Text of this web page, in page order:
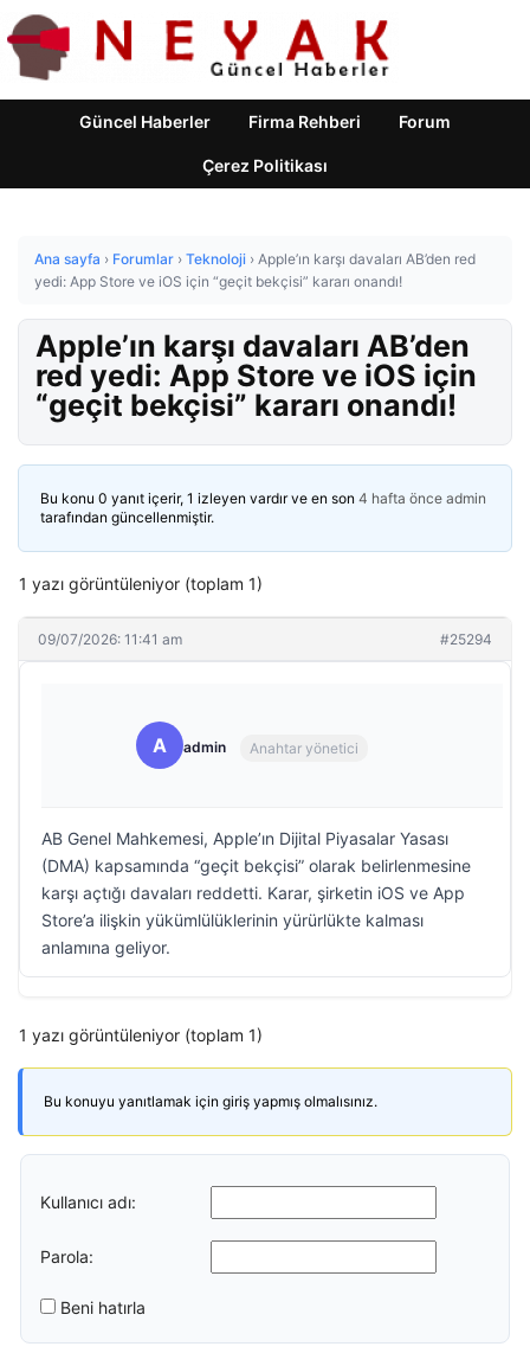
Güncel Haberler Firma Rehberi Forum
Çerez Politikası
Ana sayfa › Forumlar › Teknoloji › Apple’ın karşı davaları AB’den red
yedi: App Store ve iOS için “geçit bekçisi” kararı onandı!
Apple’ın karşı davaları AB’den
red yedi: App Store ve iOS için
“geçit bekçisi” kararı onandı!
Bu konu 0 yanıt içerir, 1 izleyen vardır ve en son 4 hafta önce admin
tarafından güncellenmiştir.
1 yazı görüntüleniyor (toplam 1)
09/07/2026: 11:41 am #25294
A admin Anahtar yönetici
AB Genel Mahkemesi, Apple’ın Dijital Piyasalar Yasası
(DMA) kapsamında “geçit bekçisi” olarak belirlenmesine
karşı açtığı davaları reddetti. Karar, şirketin iOS ve App
Store’a ilişkin yükümlülüklerinin yürürlükte kalması
anlamına geliyor.
1 yazı görüntüleniyor (toplam 1)
Bu konuyu yanıtlamak için giriş yapmış olmalısınız.
Kullanıcı adı:
Parola:
Beni hatırla